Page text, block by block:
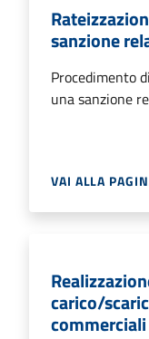
sanzione
Procedimento
una sanzione
VAI ALLA
carico/